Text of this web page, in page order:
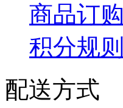
商品订购
积分规则
配送方式